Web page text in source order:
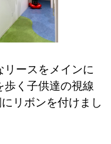
リースをメインに
く子供達の視線
リボンを付けまし